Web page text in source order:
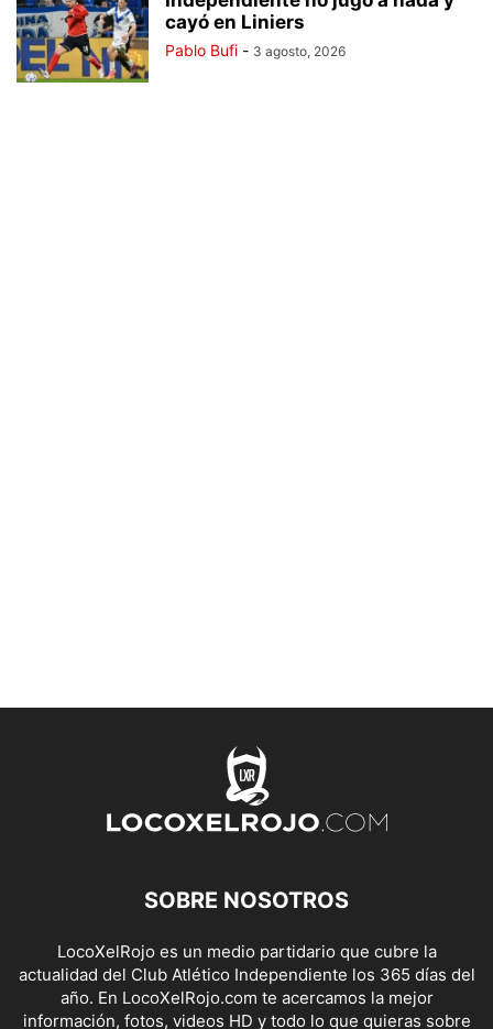
cayó en Liniers
Pablo Bufi - 3 agosto, 2026
SOBRE NOSOTROS
LocoXelRojo es un medio partidario que cubre la
actualidad del Club Atlético Independiente los 365 días del
año. En LocoXelRojo.com te acercamos la mejor
información, fotos, videos HD y todo lo que quieras sobre